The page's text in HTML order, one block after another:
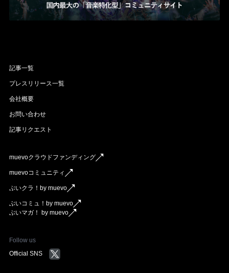
記事一覧
プレスリリース一覧
会社概要
お問い合わせ
記事リクエスト
muevoクラウドファンディング
muevoコミュニティ
ぶいクラ！by muevo
ぶいコミュ！by muevo
ぶいマガ！ by muevo
Follow us
Official SNS